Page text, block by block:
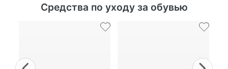
Средства по уходу за обувью